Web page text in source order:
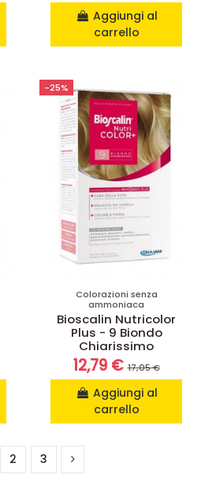
Aggiungi al
carrello
-25%
Colorazioni senza
ammoniaca
Bioscalin Nutricolor
Plus - 9 Biondo
Chiarissimo
12,79 €17,05 €
Aggiungi al
carrello
2 3